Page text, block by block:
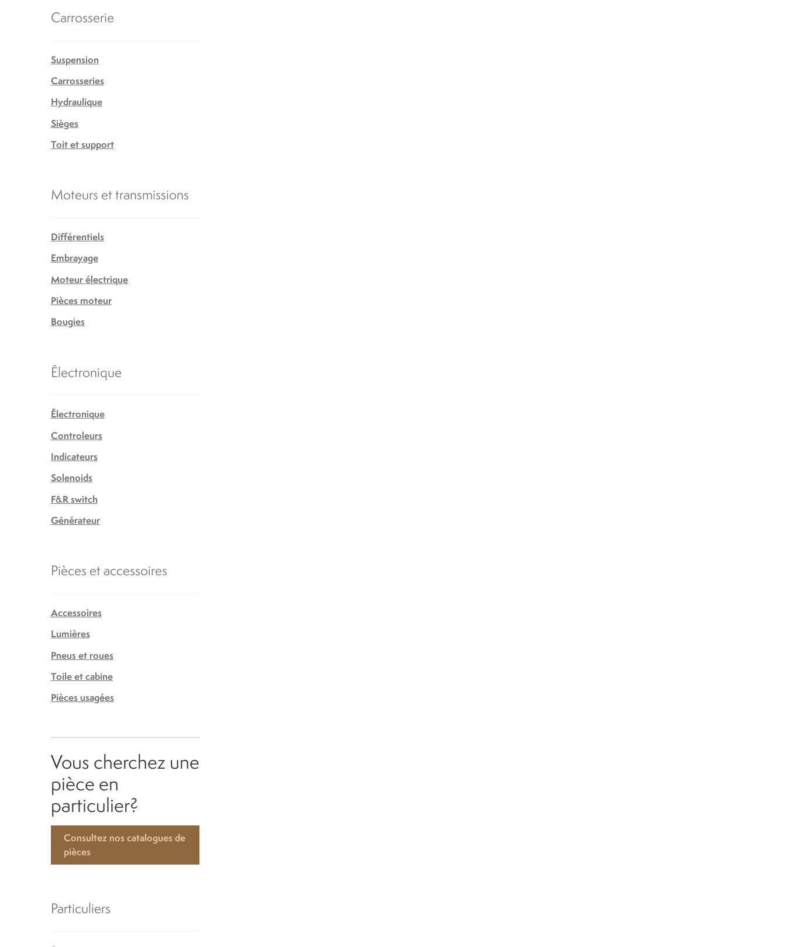
Carrosserie
Suspension
Carrosseries
Hydraulique
Sièges
Toit et support
Moteurs et transmissions
Différentiels
Embrayage
Moteur électrique
Pièces moteur
Bougies
Électronique
Électronique
Controleurs
Indicateurs
Solenoids
F&R switch
Générateur
Pièces et accessoires
Accessoires
Lumières
Pneus et roues
Toile et cabine
Pièces usagées
Vous cherchez une
pièce en
particulier?
Consultez nos catalogues de
pièces
Particuliers